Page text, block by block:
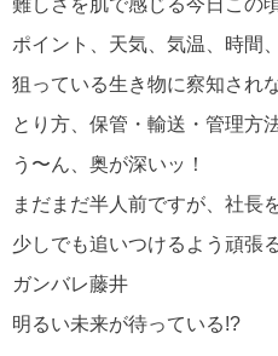
難しさを肌で感じる今日この頃
ポイント、天気、気温、時間
狙っている生き物に察知され
とり方、保管・輸送・管理方
う〜ん、奥が深いッ！
まだまだ半人前ですが、社長
少しでも追いつけるよう頑張
ガンバレ藤井
明るい未来が待っている!?